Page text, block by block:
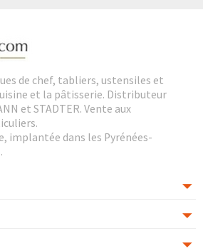
de chef, tabliers, ustensiles et
et la pâtisserie. Distributeur
et STADTER. Vente aux
implantée dans les Pyrénées-